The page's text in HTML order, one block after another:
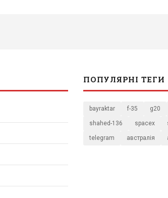
ПОПУЛЯРНІ ТЕГИ
bayraktar f-35 g20
shahed-136 spacex
telegram австралія